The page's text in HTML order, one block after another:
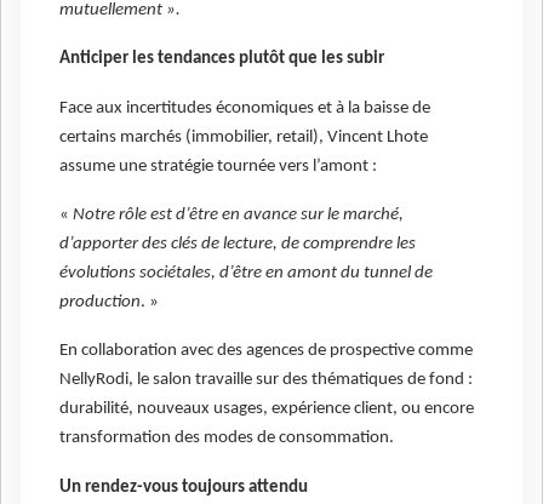
mutuellement ».
Anticiper les tendances plutôt que les subir
Face aux incertitudes économiques et à la baisse de
certains marchés (immobilier, retail), Vincent Lhote
assume une stratégie tournée vers l’amont :
« Notre rôle est d’être en avance sur le marché,
d’apporter des clés de lecture, de comprendre les
évolutions sociétales, d’être en amont du tunnel de
production. »
En collaboration avec des agences de prospective comme
NellyRodi, le salon travaille sur des thématiques de fond :
durabilité, nouveaux usages, expérience client, ou encore
transformation des modes de consommation.
Un rendez-vous toujours attendu